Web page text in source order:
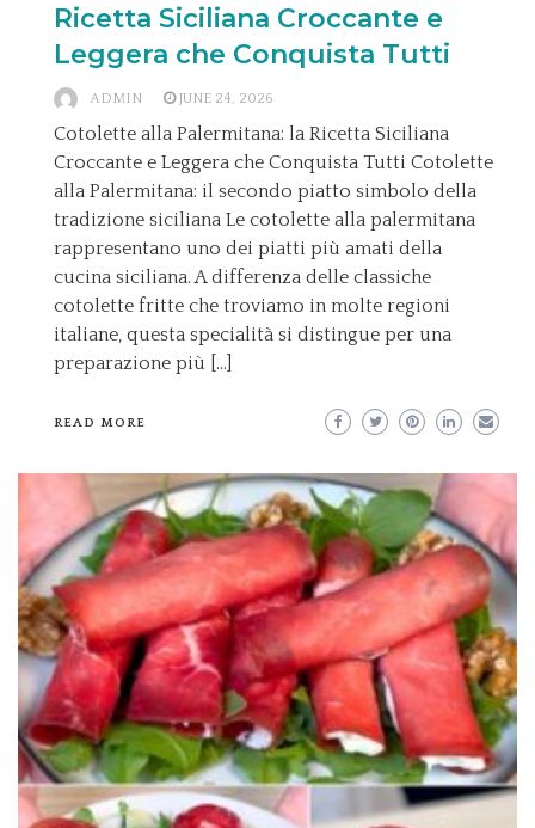
Ricetta Siciliana Croccante e
Leggera che Conquista Tutti
ADMIN JUNE 24, 2026
Cotolette alla Palermitana: la Ricetta Siciliana
Croccante e Leggera che Conquista Tutti Cotolette
alla Palermitana: il secondo piatto simbolo della
tradizione siciliana Le cotolette alla palermitana
rappresentano uno dei piatti più amati della
cucina siciliana. A differenza delle classiche
cotolette fritte che troviamo in molte regioni
italiane, questa specialità si distingue per una
preparazione più […]
READ MORE